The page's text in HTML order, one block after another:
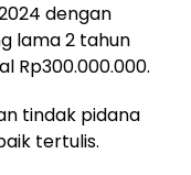
dengan
lama 2 tahun
Rp300.000.000.
tindak pidana
tertulis.